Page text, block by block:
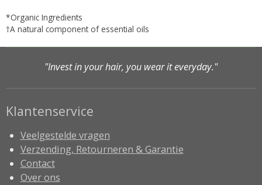
*Organic Ingredients
†A natural component of essential oils
"Invest in your hair, you wear it everyday."
Klantenservice
Veelgestelde vragen
Verzending, Retourneren & Garantie
Contact
Over ons